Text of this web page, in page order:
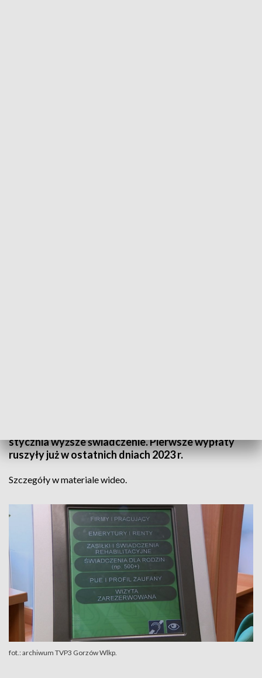
stycznia wyższe świadczenie. Pierwsze wypłaty
ruszyły już w ostatnich dniach 2023 r.
Szczegóły w materiale wideo.
fot.: archiwum TVP3 Gorzów Wlkp.